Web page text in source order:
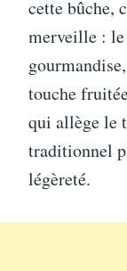
cette bûche,
merveille :
touche
qui allège le
traditionnel
légèreté.